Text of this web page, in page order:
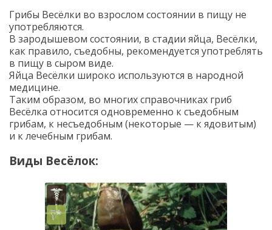
Грибы Весёлки во взрослом состоянии в пищу не
употребляются.
В зародышевом состоянии, в стадии яйца, Весёлки,
как правило, съедобны, рекомендуется употреблять
в пищу в сыром виде.
Яйца Весёлки широко используются в народной
медицине.
Таким образом, во многих справочниках гриб
Весёлка относится одновременно к съедобным
грибам, к несъедобным (некоторые — к ядовитым)
и к лечебным грибам.
Виды Весёлок: